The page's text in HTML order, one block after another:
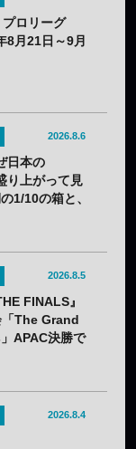
ロリーグ
月21日～9月
2026.8.6
日本の
り上がって見
1/10の箱と、
2026.8.5
FINALS』
「The Grand
APAC決勝で
2026.8.4